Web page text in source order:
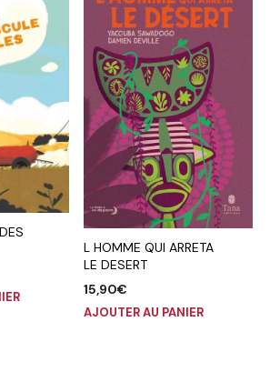
L HOMME QUI ARRETA
LE DESERT
15,90€
AJOUTER AU PANIER